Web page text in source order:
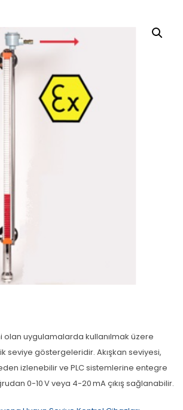
olan uygulamalarda kullanılmak üzere
seviye göstergeleridir. Akışkan seviyesi,
izlenebilir ve PLC sistemlerine entegre
0-10 V veya 4-20 mA çıkış sağlanabilir.